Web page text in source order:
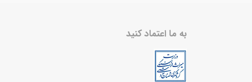
به ما اعتماد کنید